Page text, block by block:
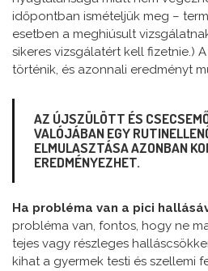
időpontban ismételjük meg –
esetben a meghiúsult
sikeres vizsgálatért kell fizetnie.)
történik, és azonnali eredményt
AZ ÚJSZÜLÖTT ÉS
VALÓJÁBAN EGY
ELMULASZTÁSA AZONBAN
EREDMÉNYEZHET.
Ha probléma van a pici
probléma van, fontos, hogy ne
tejes vagy részleges
kihat a gyermek testi és szellemi